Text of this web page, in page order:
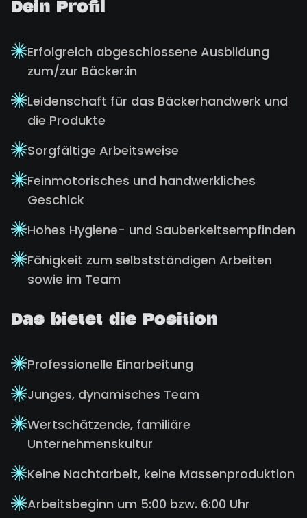
Dein Profil
Erfolgreich abgeschlossene Ausbildung
zum/zur Bäcker:in
Leidenschaft für das Bäckerhandwerk und
die Produkte
Sorgfältige Arbeitsweise
Feinmotorisches und handwerkliches
Geschick
Hohes Hygiene- und Sauberkeitsempfinden
Fähigkeit zum selbstständigen Arbeiten
sowie im Team
Das bietet die Position
Professionelle Einarbeitung
Junges, dynamisches Team
Wertschätzende, familiäre
Unternehmenskultur
Keine Nachtarbeit, keine Massenproduktion
Arbeitsbeginn um 5:00 bzw. 6:00 Uhr